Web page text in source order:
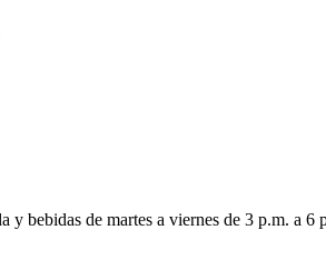
de martes a viernes de 3 p.m. a 6